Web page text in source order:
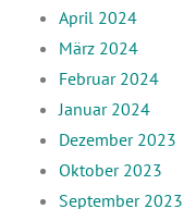
April 2024
März 2024
Februar 2024
Januar 2024
Dezember 2023
Oktober 2023
September 2023